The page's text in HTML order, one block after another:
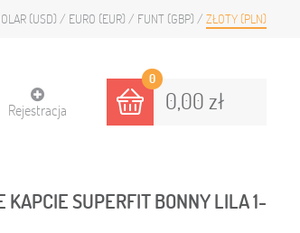
(USD) EURO (EUR) FUNT (GBP) ZŁOTY (PLN)
0
0,00 zł
Rejestracja
KAPCIE SUPERFIT BONNY LILA 1-